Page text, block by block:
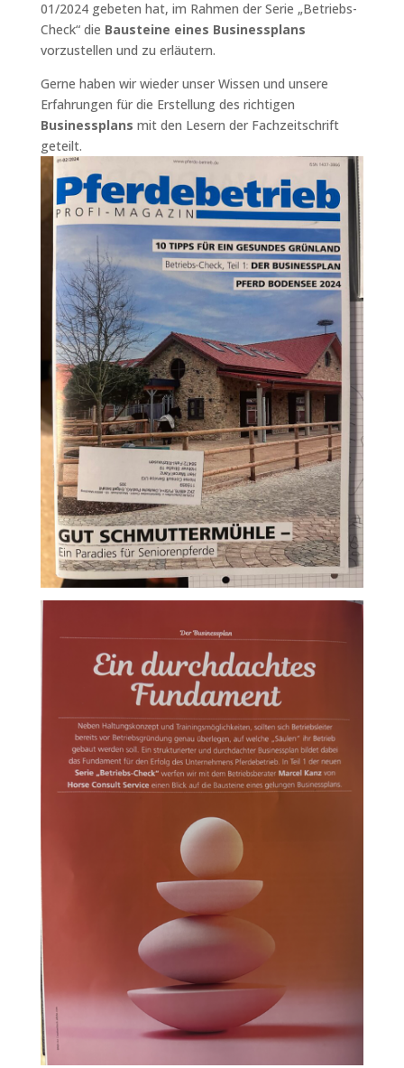
01/2024 gebeten hat, im Rahmen der Serie „Betriebs-
Check“ die Bausteine eines Businessplans
vorzustellen und zu erläutern.
Gerne haben wir wieder unser Wissen und unsere
Erfahrungen für die Erstellung des richtigen
Businessplans mit den Lesern der Fachzeitschrift
geteilt.